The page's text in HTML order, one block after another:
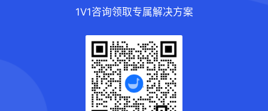
1V1咨询领取专属解决方案